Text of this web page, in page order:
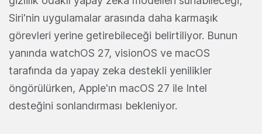
Siri'nin uygulamalar arasında daha karmaşık
görevleri yerine getirebileceği belirtiliyor. Bunun
yanında watchOS 27, visionOS ve macOS
tarafında da yapay zeka destekli yenilikler
öngörülürken, Apple'ın macOS 27 ile Intel
desteğini sonlandırması bekleniyor.